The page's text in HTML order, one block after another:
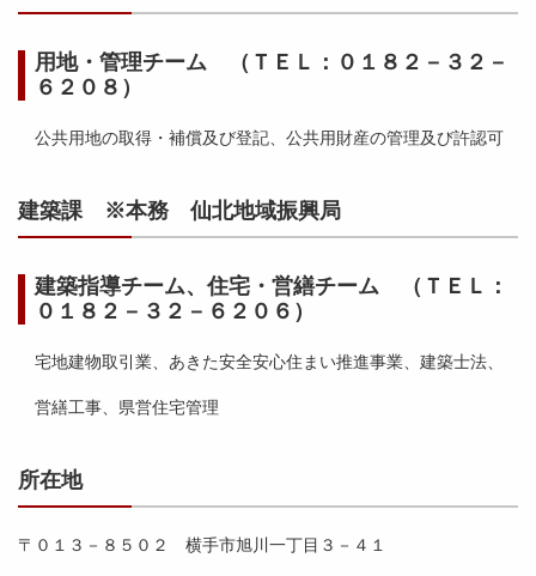
用地・管理チーム （ＴＥＬ：０１８２－３２－
６２０８）
公共用地の取得・補償及び登記、公共用財産の管理及び許認可
建築課 ※本務 仙北地域振興局
建築指導チーム、住宅・営繕チーム （ＴＥＬ：
０１８２－３２－６２０６）
宅地建物取引業、あきた安全安心住まい推進事業、建築士法、
営繕工事、県営住宅管理
所在地
〒０１３－８５０２ 横手市旭川一丁目３－４１